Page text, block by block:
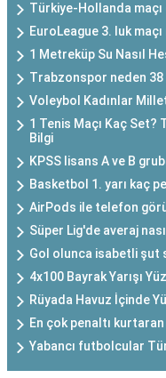
Türkiye-Hollanda maçı
EuroLeague 3. luk
1 Metreküp Su Nasıl
Trabzonspor neden 38
Voleybol Kadınlar
1 Tenis Maçı Kaç Set?
Bilgi
KPSS lisans A ve B
Basketbol 1. yarı kaç
AirPods ile telefon
Süper Lig'de averaj
Gol olunca isabetli şut
4x100 Bayrak Yarışı
Rüyada Havuz İçinde
En çok penaltı
Yabancı futbolcular